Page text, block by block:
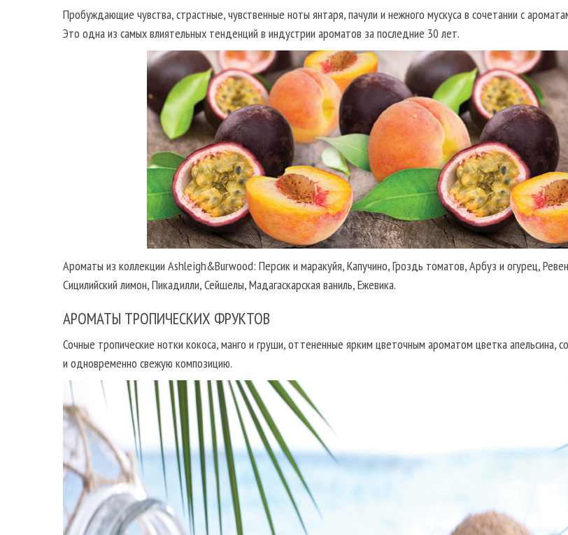
Пробуждающие чувства, страстные, чувственные ноты янтаря, пачули и нежного мускуса в сочетании с
Это одна из самых влиятельных тенденций в индустрии ароматов за последние 30 лет.
Ароматы из коллекции Ashleigh&Burwood: Персик и маракуйя, Капучино, Гроздь томатов, Арбуз и огурец,
Сицилийский лимон, Пикадилли, Сейшелы, Мадагаскарская ваниль, Ежевика.
АРОМАТЫ ТРОПИЧЕСКИХ ФРУКТОВ
Сочные тропические нотки кокоса, манго и груши, оттененные ярким цветочным ароматом цветка апельсина,
и одновременно свежую композицию.